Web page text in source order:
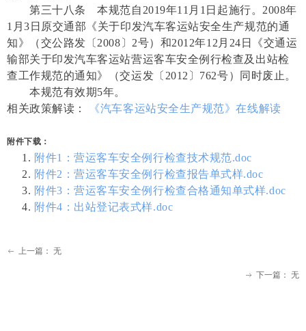
第三十八条 本规范自2019年11月1日起施行。2008年
1月3日原交通部《关于印发汽车客运站安全生产规范的通
知》（交公路发〔2008〕2号）和2012年12月24日《交通运
输部关于印发汽车客运站营运客车安全例行检查及出站检
查工作规范的通知》（交运发〔2012〕762号）同时废止。
本规范有效期5年。
相关政策解读：
《汽车客运站安全生产规范》在线解读
附件下载：
附件1：营运客车安全例行检查技术规范.doc
附件2：营运客车安全例行检查报告单式样.doc
附件3：营运客车安全例行检查合格通知单式样.doc
附件4：出站登记表式样.doc
ꂃ 上一篇： 无
ꁹ 下一篇： 无